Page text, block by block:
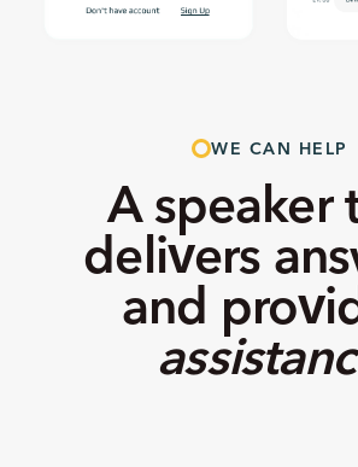
WE CAN HELP
A speaker
delivers
and